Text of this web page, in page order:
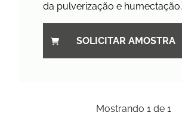
da pulverização e humectação.
SOLICITAR AMOSTRA
Mostrando 1 de 1